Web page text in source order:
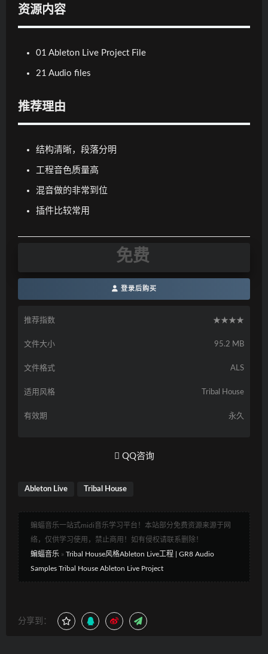
资源内容
01 Ableton Live Project File
21 Audio files
推荐理由
结构清晰，段落分明
工程音色质量高
混音做的非常到位
插件比较常用
免费
登录后购买
推荐指数 ★★★★
文件大小 95.2 MB
文件格式 ALS
适用风格 Tribal House
有效期 永久
QQ咨询
Ableton Live Tribal House
蝙蝠音乐一站式midi音乐学习平台！本站部分免费资源来源于网
络，仅供学习使用，禁止商用！如有侵权请联系删除！
蝙蝠音乐 » Tribal House风格Ableton Live工程 | GR8 Audio
Samples Tribal House Ableton Live Project
分享到：